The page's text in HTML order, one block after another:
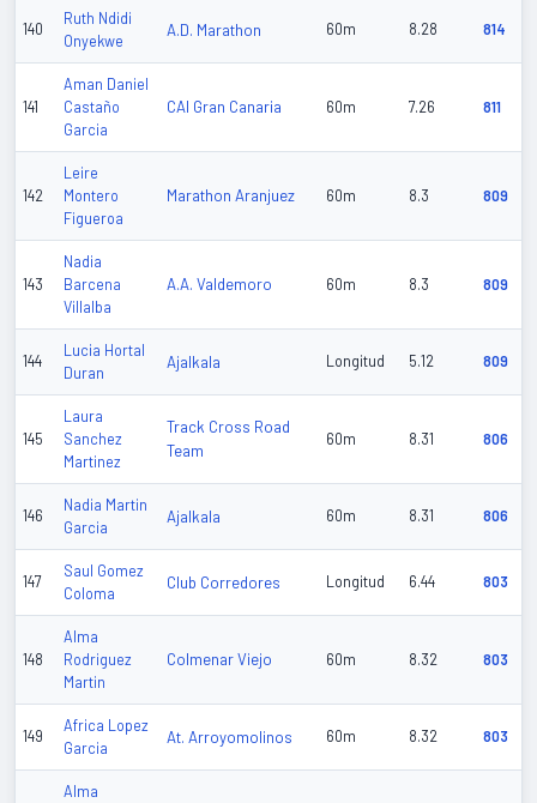
140
Ruth Ndidi
Onyekwe
A.D. Marathon 60m 8.28 814
141
Aman Daniel
Castaño
Garcia
CAI Gran Canaria 60m 7.26 811
142
Leire
Montero
Figueroa
Marathon Aranjuez 60m 8.3 809
143
Nadia
Barcena
Villalba
A.A. Valdemoro 60m 8.3 809
144
Lucia Hortal
Duran
Ajalkala Longitud 5.12 809
145
Laura
Sanchez
Martinez
Track Cross Road
Team
60m 8.31 806
146
Nadia Martin
Garcia
Ajalkala 60m 8.31 806
147
Saul Gomez
Coloma
Club Corredores Longitud 6.44 803
148
Alma
Rodriguez
Martin
Colmenar Viejo 60m 8.32 803
149
Africa Lopez
Garcia
At. Arroyomolinos 60m 8.32 803
Alma